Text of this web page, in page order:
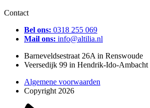
Contact
Bel ons: 0318 255 069
Mail ons: info@altilia.nl
Barneveldsestraat 26A in Renswoude
Veersedijk 99 in Hendrik-Ido-Ambacht
Algemene voorwaarden
Copyright 2026